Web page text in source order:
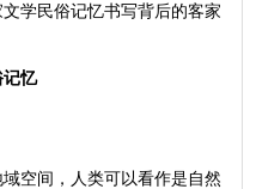
学民俗记忆书写背后的客家
记忆
空间，人类可以看作是自然